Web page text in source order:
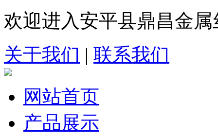
欢迎进入安平县鼎昌金
关于我们 | 联系我们
网站首页
产品展示